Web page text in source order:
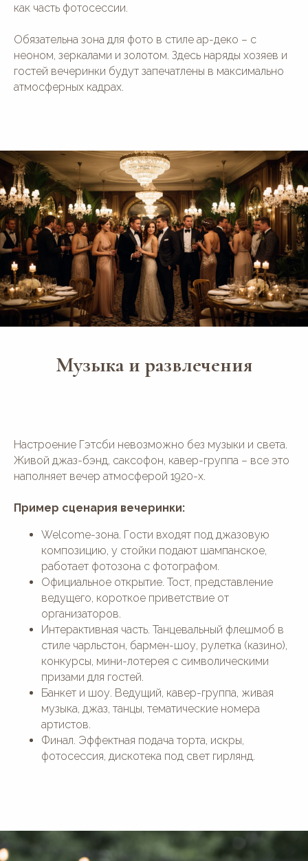
как часть фотосессии.
Обязательна зона для фото в стиле ар-деко – с
неоном, зеркалами и золотом. Здесь наряды хозяев и
гостей вечеринки будут запечатлены в максимально
атмосферных кадрах.
Музыка и развлечения
Настроение Гэтсби невозможно без музыки и света.
Живой джаз-бэнд, саксофон, кавер-группа – все это
наполняет вечер атмосферой 1920-х.
Пример сценария вечеринки:
Welcome-зона. Гости входят под джазовую
композицию, у стойки подают шампанское,
работает фотозона с фотографом.
Официальное открытие. Тост, представление
ведущего, короткое приветствие от
организаторов.
Интерактивная часть. Танцевальный флешмоб в
стиле чарльстон, бармен-шоу, рулетка (казино),
конкурсы, мини-лотерея с символическими
призами для гостей.
Банкет и шоу. Ведущий, кавер-группа, живая
музыка, джаз, танцы, тематические номера
артистов.
Финал. Эффектная подача торта, искры,
фотосессия, дискотека под свет гирлянд.